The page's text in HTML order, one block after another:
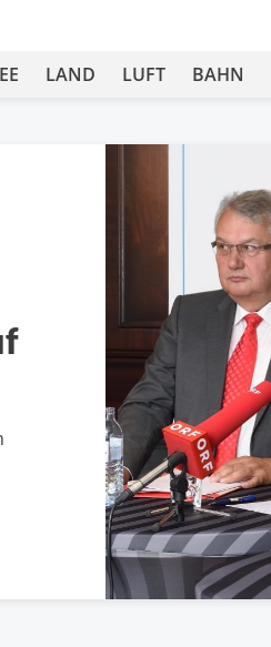
LAND LUFT BAHN